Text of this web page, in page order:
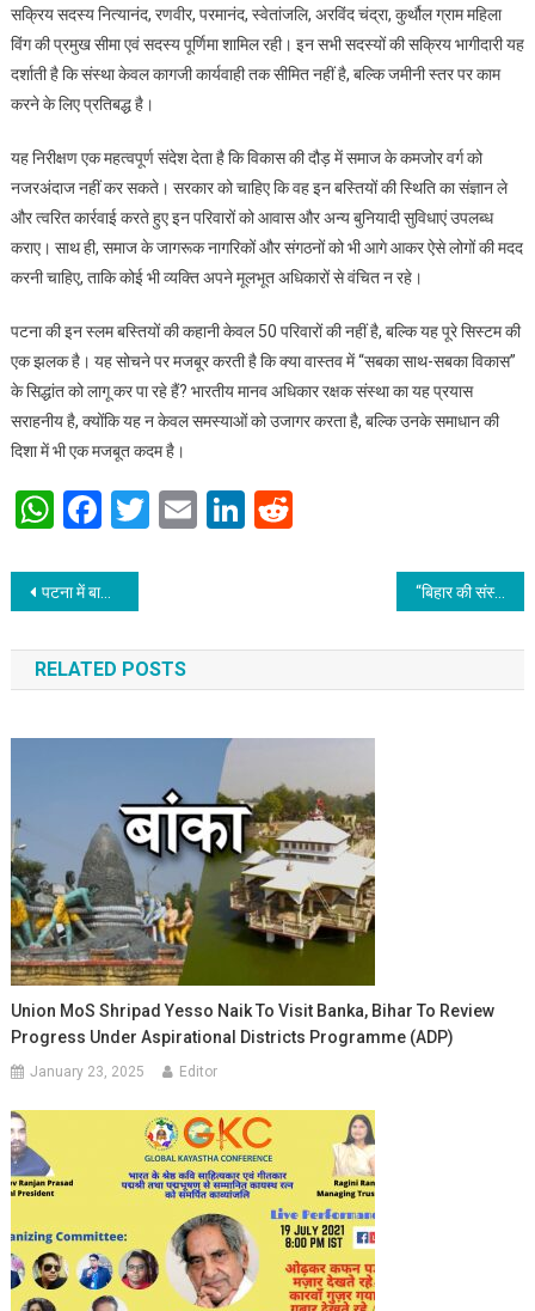
सक्रिय सदस्य नित्यानंद, रणवीर, परमानंद, स्वेतांजलि, अरविंद चंद्रा, कुर्थौल ग्राम महिला
विंग की प्रमुख सीमा एवं सदस्य पूर्णिमा शामिल रही। इन सभी सदस्यों की सक्रिय भागीदारी यह
दर्शाती है कि संस्था केवल कागजी कार्यवाही तक सीमित नहीं है, बल्कि जमीनी स्तर पर काम
करने के लिए प्रतिबद्ध है।
यह निरीक्षण एक महत्वपूर्ण संदेश देता है कि विकास की दौड़ में समाज के कमजोर वर्ग को
नजरअंदाज नहीं कर सकते। सरकार को चाहिए कि वह इन बस्तियों की स्थिति का संज्ञान ले
और त्वरित कार्रवाई करते हुए इन परिवारों को आवास और अन्य बुनियादी सुविधाएं उपलब्ध
कराए। साथ ही, समाज के जागरूक नागरिकों और संगठनों को भी आगे आकर ऐसे लोगों की मदद
करनी चाहिए, ताकि कोई भी व्यक्ति अपने मूलभूत अधिकारों से वंचित न रहे।
पटना की इन स्लम बस्तियों की कहानी केवल 50 परिवारों की नहीं है, बल्कि यह पूरे सिस्टम की
एक झलक है। यह सोचने पर मजबूर करती है कि क्या वास्तव में “सबका साथ-सबका विकास”
के सिद्धांत को लागू कर पा रहे हैं? भारतीय मानव अधिकार रक्षक संस्था का यह प्रयास
सराहनीय है, क्योंकि यह न केवल समस्याओं को उजागर करता है, बल्कि उनके समाधान की
दिशा में भी एक मजबूत कदम है।
WhatsApp
Facebook
Twitter
EmailLinkedIn
Reddit
Post navigation
पटना में बाल चित्रकला प्रतियोगिता में अयांश झा द्वितीय, आदर्श प्रथम एवं रेयांश सिंह तृतीय “बिहार की संस्कृति और साहित्यिक अमर गाथा”
RELATED POSTS
Union MoS Shripad Yesso Naik To Visit Banka, Bihar To Review
Progress Under Aspirational Districts Programme (ADP)
January 23, 2025 Editor